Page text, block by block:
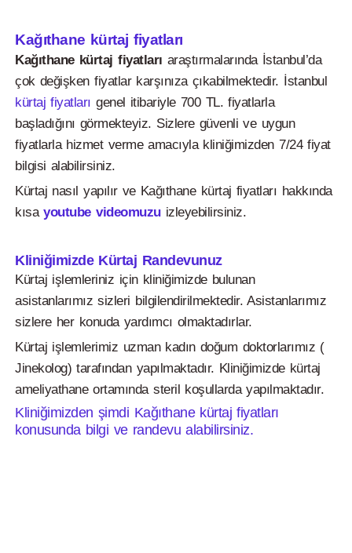
Kağıthane kürtaj fiyatları
Kağıthane kürtaj fiyatları araştırmalarında İstanbul’da
çok değişken fiyatlar karşınıza çıkabilmektedir. İstanbul
kürtaj fiyatları genel itibariyle 700 TL. fiyatlarla
başladığını görmekteyiz. Sizlere güvenli ve uygun
fiyatlarla hizmet verme amacıyla kliniğimizden 7/24 fiyat
bilgisi alabilirsiniz.
Kürtaj nasıl yapılır ve Kağıthane kürtaj fiyatları hakkında
kısayoutube videomuzuizleyebilirsiniz.
Kliniğimizde Kürtaj Randevunuz
Kürtaj işlemleriniz için kliniğimizde bulunan
asistanlarımız sizleri bilgilendirilmektedir. Asistanlarımız
sizlere her konuda yardımcı olmaktadırlar.
Kürtaj işlemlerimiz uzman kadın doğum doktorlarımız (
Jinekolog) tarafından yapılmaktadır. Kliniğimizde kürtaj
ameliyathane ortamında steril koşullarda yapılmaktadır.
Kliniğimizden şimdi Kağıthane kürtaj fiyatları
konusunda bilgi ve randevu alabilirsiniz.